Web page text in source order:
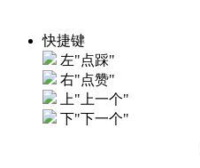
快捷键
左"点踩"
右"点赞"
上"上一个"
下"下一个"